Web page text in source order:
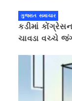
ગુજરાત સમાચાર
કડીમાં
ચાવડા વચ્ચે